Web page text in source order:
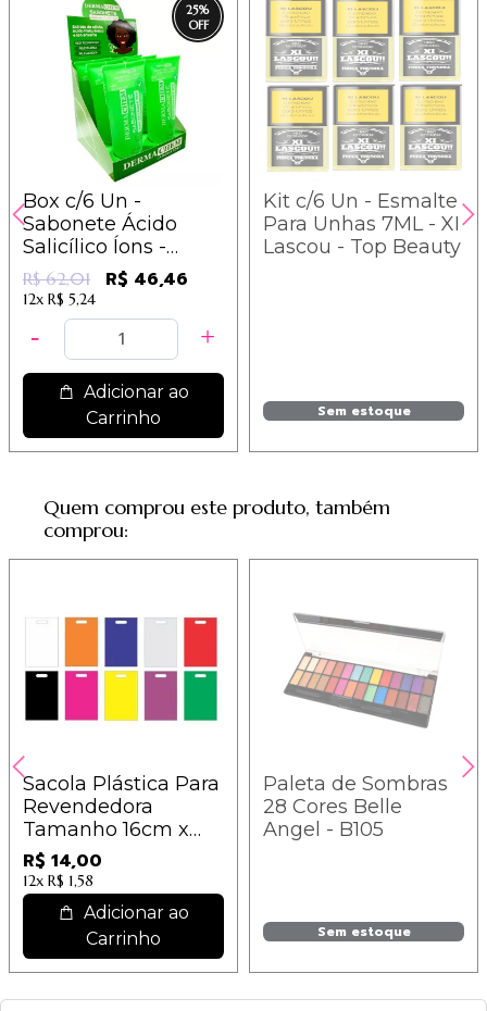
25%
Box c/6 Un -
Sabonete Ácido
Salicílico Íons -
Dermachem
R$ 62,01 R$ 46,46
12x R$ 5,24
Adicionar ao
Carrinho
Kit c/6 Un - Esmalte
Para Unhas 7ML - XI
Lascou - Top Beauty
Sem estoque
Quem comprou este produto, também
comprou:
Sacola Plástica Para
Revendedora
Tamanho 16cm x
27cm - 25 unidades
R$ 14,00
12x R$ 1,58
Adicionar ao
Carrinho
Paleta de Sombras
28 Cores Belle
Angel - B105
Sem estoque